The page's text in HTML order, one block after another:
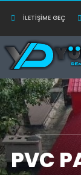
İLETIŞIME GEÇ
PVC